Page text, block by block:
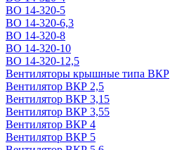
ВО 14-320-5
ВО 14-320-6,3
ВО 14-320-8
ВО 14-320-10
ВО 14-320-12,5
Вентиляторы крышные типа ВКР
Вентилятор ВКР 2,5
Вентилятор ВКР 3,15
Вентилятор ВКР 3,55
Вентилятор ВКР 4
Вентилятор ВКР 5